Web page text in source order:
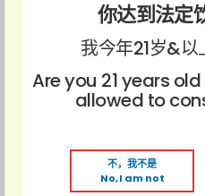
- 浓郁得宛如果汁滋润着
限量清酒杯 x 1
*小卡片与礼袋请和客服索取
*礼袋颜色将随机分配
你达到法定
我今年21岁&
Are you 21 years
allowed to
不，我不是
No, I am not